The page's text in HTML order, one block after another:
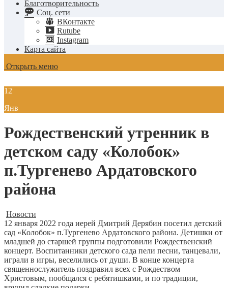
Благотворительность
Соц. сети
ВКонтакте
Rutube
Instagram
Карта сайта
Открыть меню
12
Янв
Рождественский утренник в
детском саду «Колобок»
п.Тургенево Ардатовского
района
Новости
12 января 2022 года иерей Дмитрий Дерябин посетил детский
сад «Колобок» п.Тургенево Ардатовского района. Детишки от
младшей до старшей группы подготовили Рождественский
концерт. Воспитанники детского сада пели песни, танцевали,
играли в игры, веселились от души. В конце концерта
священнослужитель поздравил всех с Рождеством
Христовым, пообщался с ребятишками, и по традиции,